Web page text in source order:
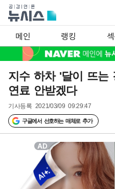
메인 랭킹
지수 하차 '달이 뜨는
연료 안받겠다
기사등록 2021/03/09 09:29:47
구글에서 선호하는 매체로 추가